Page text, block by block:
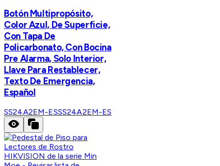
​Botón Multipropósito,
Color Azul, De Superficie,
Con Tapa De
Policarbonato, Con Bocina
Pre Alarma, Solo Interior,
Llave Para Restablecer,
Texto De Emergencia,
Español
SS24A2EM-ESSS24A2EM-ES